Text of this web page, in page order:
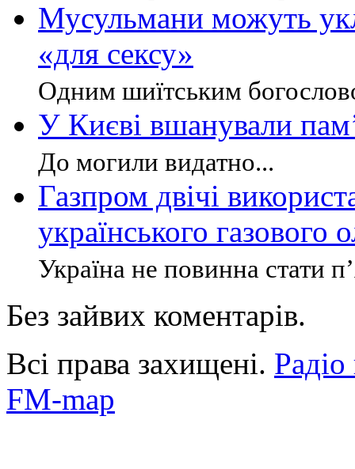
Мусульмани можуть
«для сексу»
Одним шиїтським
У Києві вшанували
До могили видатно...
Газпром двічі
українського газового
Україна не повинна стати
Без зайвих коментарів.
Всі права захищені.
FM-map